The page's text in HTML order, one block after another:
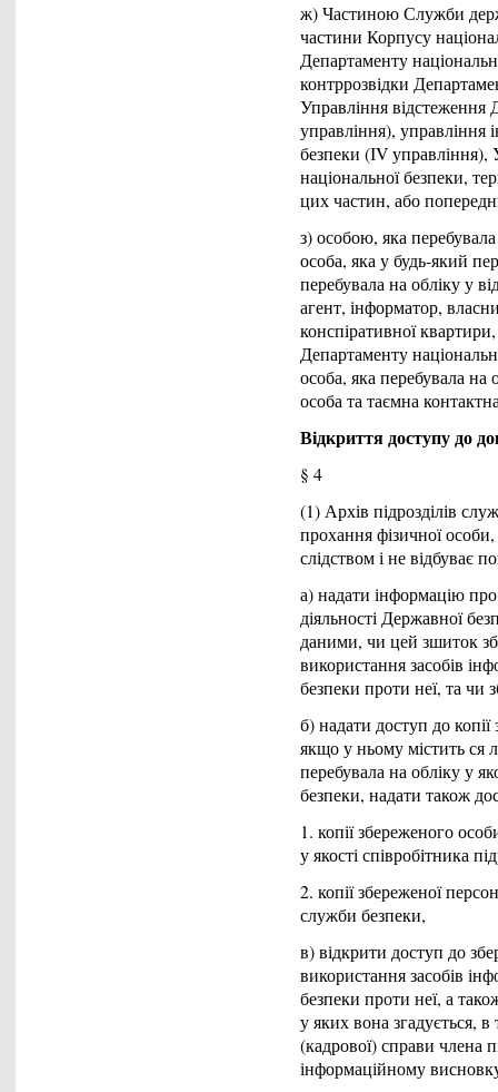
ж) Частиною Служби
частини Корпусу
Департаменту
контррозвідки
Управління відстеження
управління), управління
безпеки (ІV управління),
національної безпеки,
цих частин, або
з) особою, яка
особа, яка у будь-який
перебувала на обліку у
агент, інформатор,
конспіративної
Департаменту
особа, яка перебувала на
особа та таємна
Відкриття доступу до
§ 4
(1) Архів підрозділів
прохання фізичної
слідством і не відбуває
а) надати інформацію
діяльності Державної
даними, чи цей зшиток
використання засобів
безпеки проти неї, та чи
б) надати доступ до
якщо у ньому містить ся
перебувала на обліку у
безпеки, надати також
1. копії збереженого
у якості співробітника
2. копії збереженої
служби безпеки,
в) відкрити доступ до
використання засобів
безпеки проти неї, а
у яких вона згадується, в
(кадрової) справи члена
інформаційному